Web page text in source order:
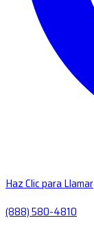
Haz Clic para Llamar
(888) 580-4810